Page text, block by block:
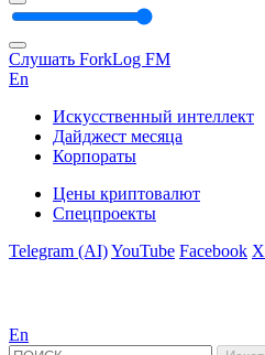
Слушать ForkLog FM
En
Искусственный интеллект
Дайджест месяца
Корпораты
Цены криптовалют
Спецпроекты
Telegram (AI)YouTube Facebook X
En